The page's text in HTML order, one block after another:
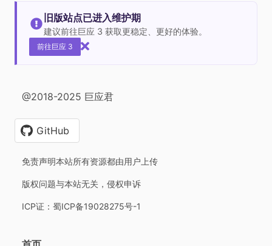
旧版站点已进入维护期
建议前往巨应 3 获取更稳定、更好的体验。
前往巨应 3
@2018-2025 巨应君
GitHub
免责声明本站所有资源都由用户上传
版权问题与本站无关，侵权申诉
ICP证：蜀ICP备19028275号-1